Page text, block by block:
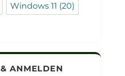
Windows 11 (20)
ANMELDEN